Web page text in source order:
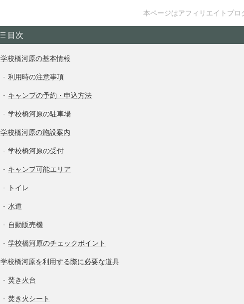
本ページはアフィリエイトプロ
目次
学校橋河原の基本情報
利用時の注意事項
キャンプの予約・申込方法
学校橋河原の駐車場
学校橋河原の施設案内
学校橋河原の受付
キャンプ可能エリア
トイレ
水道
自動販売機
学校橋河原のチェックポイント
学校橋河原を利用する際に必要な道具
焚き火台
焚き火シート